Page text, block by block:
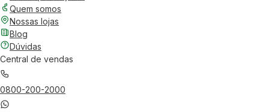
Quem somos
Nossas lojas
Blog
Dúvidas
Central de vendas
0800-200-2000